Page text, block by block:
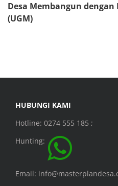
Desa Membangun
(UGM)
HUBUNGI KAMI
Hotline: 0274 555 185 ;
Hunting:
Email: